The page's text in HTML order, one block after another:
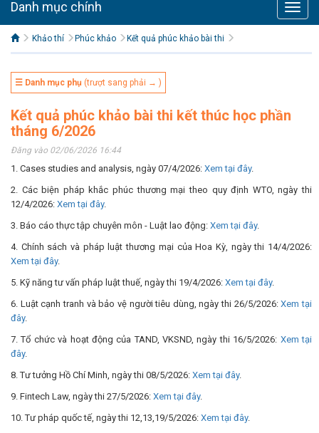
Toggle
Danh mục chính
Khảo thí Phúc khảo Kết quả phúc khảo bài thi
☰ Danh mục phụ (trượt sang phải → )
Kết quả phúc khảo bài thi kết thúc học phần
tháng 6/2026
Đăng vào 02/06/2026 16:44
1. Cases studies and analysis, ngày 07/4/2026: Xem tại đây.
2. Các biện pháp khắc phúc thương mại theo quy định WTO, ngày thi
12/4/2026: Xem tại đây.
3. Báo cáo thực tập chuyên môn - Luật lao động: Xem tại đây.
4. Chính sách và pháp luật thương mại của Hoa Kỳ, ngày thi 14/4/2026:
Xem tại đây.
5. Kỹ năng tư vấn pháp luật thuế, ngày thi 19/4/2026: Xem tại đây.
6. Luật cạnh tranh và bảo vệ người tiêu dùng, ngày thi 26/5/2026:Xem tại
đây.
7. Tổ chức và hoạt động của TAND, VKSND, ngày thi 16/5/2026: Xem tại
đây.
8. Tư tưởng Hồ Chí Minh, ngày thi 08/5/2026: Xem tại đây.
9. Fintech Law, ngày thi 27/5/2026: Xem tại đây.
10. Tư pháp quốc tế, ngày thi 12,13,19/5/2026: Xem tại đây.